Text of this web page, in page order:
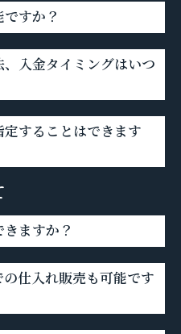
すか？
入金タイミングはいつ
することはできます
ますか？
仕入れ販売も可能です